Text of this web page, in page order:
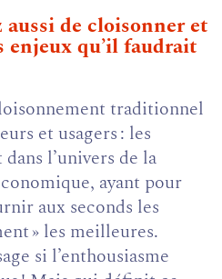
de cloisonner et
enjeux qu’il faudrait
traditionnel
et usagers : les
l’univers de la
ayant pour
aux seconds les
» les meilleures.
si l’enthousiasme